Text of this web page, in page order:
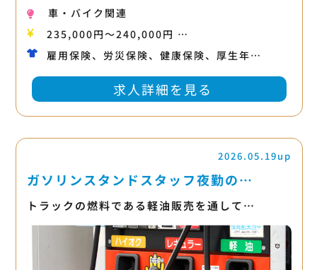
車・バイク関連
235,000円〜240,000円 …
雇用保険、労災保険、健康保険、厚生年…
求人詳細を見る
2026.05.19up
ガソリンスタンドスタッフ夜勤の…
トラックの燃料である軽油販売を通して…